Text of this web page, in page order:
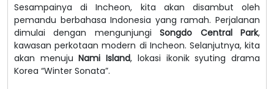
Sesampainya di Incheon, kita akan disambut oleh
pemandu berbahasa Indonesia yang ramah. Perjalanan
dimulai dengan mengunjungiSongdo Central Park,
kawasan perkotaan modern di Incheon. Selanjutnya, kita
akan menujuNami Island, lokasi ikonik syuting drama
Korea “Winter Sonata”.